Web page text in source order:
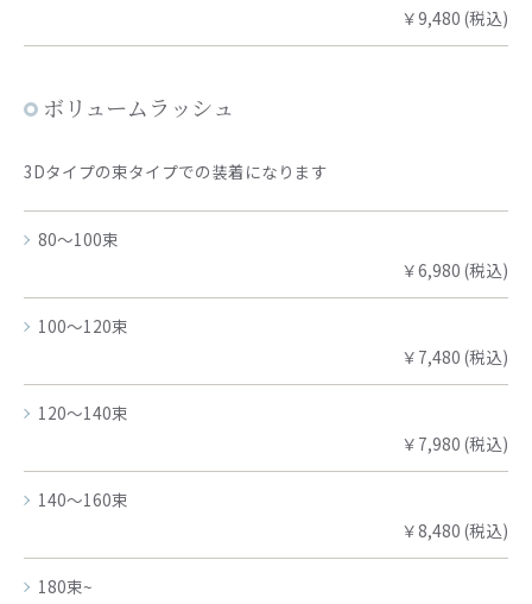
￥9,480 (税込)
ボリュームラッシュ
3Dタイプの束タイプでの装着になります
80～100束
￥6,980 (税込)
100～120束
￥7,480 (税込)
120～140束
￥7,980 (税込)
140～160束
￥8,480 (税込)
180束~